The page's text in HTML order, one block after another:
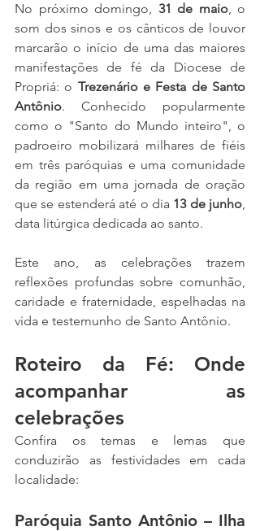
No próximo domingo, 31 de maio, o
som dos sinos e os cânticos de louvor
marcarão o início de uma das maiores
manifestações de fé da Diocese de
Propriá: o Trezenário e Festa de Santo
Antônio. Conhecido popularmente
como o "Santo do Mundo inteiro", o
padroeiro mobilizará milhares de fiéis
em três paróquias e uma comunidade
da região em uma jornada de oração
que se estenderá até o dia 13 de junho,
data litúrgica dedicada ao santo.
Este ano, as celebrações trazem
reflexões profundas sobre comunhão,
caridade e fraternidade, espelhadas na
vida e testemunho de Santo Antônio.
Roteiro da Fé: Onde
acompanhar as
celebrações
Confira os temas e lemas que
conduzirão as festividades em cada
localidade:
Paróquia Santo Antônio – Ilha